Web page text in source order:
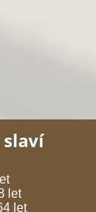
slaví
let
let